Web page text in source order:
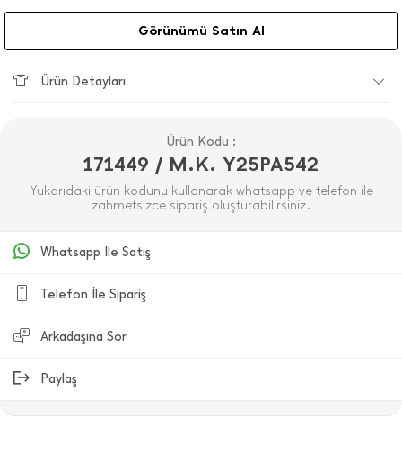
Görünümü Satın Al
Ürün Detayları
Ürün Kodu :
171449 / M.K. Y25PA542
Yukarıdaki ürün kodunu kullanarak whatsapp ve telefon ile
zahmetsizce sipariş oluşturabilirsiniz.
Whatsapp İle Satış
Telefon İle Sipariş
Arkadaşına Sor
Paylaş